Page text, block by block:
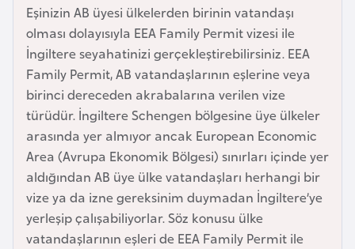
Eşinizin AB üyesi ülkelerden birinin vatandaşı
olması dolayısıyla EEA Family Permit vizesi ile
İngiltere seyahatinizi gerçekleştirebilirsiniz. EEA
Family Permit, AB vatandaşlarının eşlerine veya
birinci dereceden akrabalarına verilen vize
türüdür. İngiltere Schengen bölgesine üye ülkeler
arasında yer almıyor ancak European Economic
Area (Avrupa Ekonomik Bölgesi) sınırları içinde yer
aldığından AB üye ülke vatandaşları herhangi bir
vize ya da izne gereksinim duymadan İngiltere’ye
yerleşip çalışabiliyorlar. Söz konusu ülke
vatandaşlarının eşleri de EEA Family Permit ile
a
n
B
a
h
r
e
y
n